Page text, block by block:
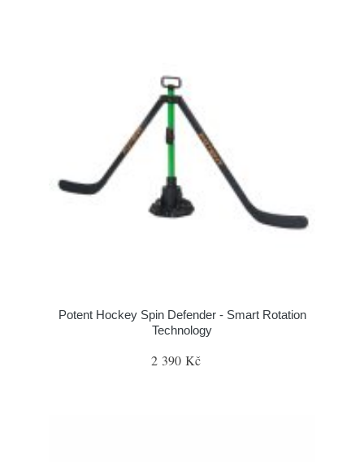
Potent Hockey Spin Defender - Smart Rotation
Technology
2 390 Kč